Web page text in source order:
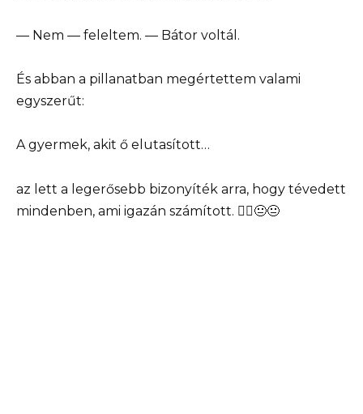
— Nem — feleltem. — Bátor voltál.
És abban a pillanatban megértettem valami
egyszerűt:
A gyermek, akit ő elutasított…
az lett a legerősebb bizonyíték arra, hogy tévedett
mindenben, ami igazán számított. 🤦‍♀️😐😐